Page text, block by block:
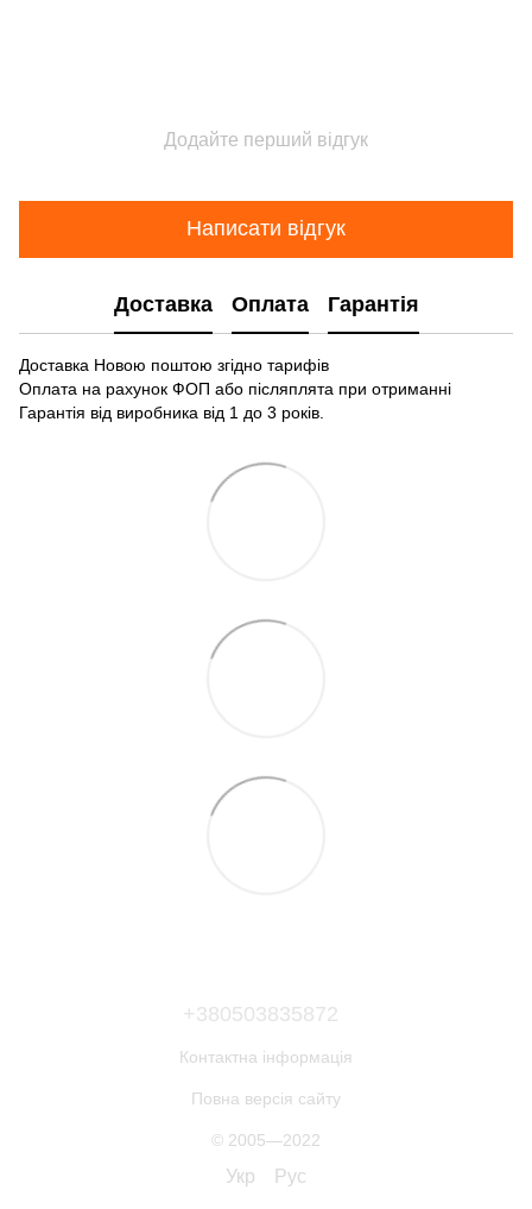
Додайте перший відгук
Написати відгук
Доставка Оплата Гарантія
Доставка Новою поштою згідно тарифів
Оплата на рахунок ФОП або післяплята при отриманні
Гарантія від виробника від 1 до 3 років.
+380503835872
Контактна інформація
Повна версія сайту
© 2005—2022
Укр Рус